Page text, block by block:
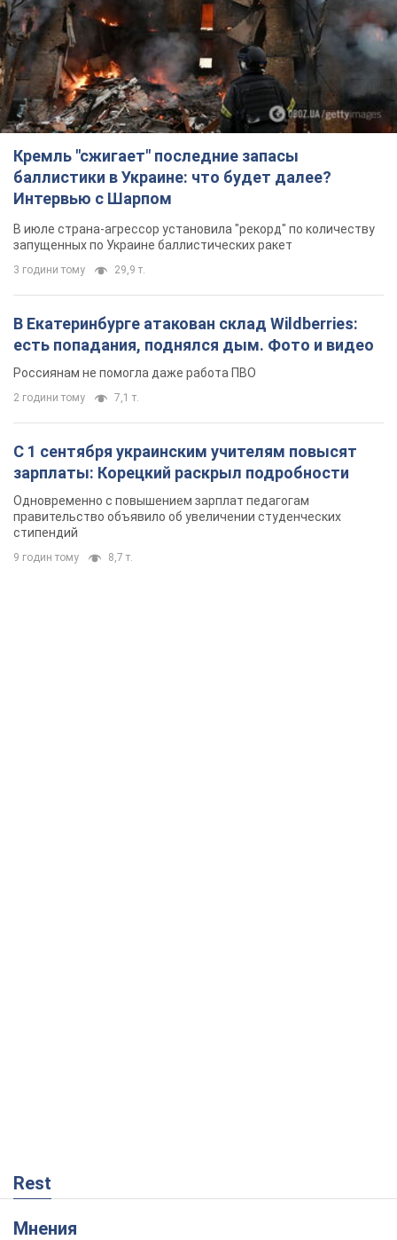
Кремль "сжигает" последние запасы
баллистики в Украине: что будет далее?
Интервью с Шарпом
В июле страна-агрессор установила "рекорд" по количеству
запущенных по Украине баллистических ракет
3 години тому 29,9 т.
В Екатеринбурге атакован склад Wildberries:
есть попадания, поднялся дым. Фото и видео
Россиянам не помогла даже работа ПВО
2 години тому 7,1 т.
С 1 сентября украинским учителям повысят
зарплаты: Корецкий раскрыл подробности
Одновременно с повышением зарплат педагогам
правительство объявило об увеличении студенческих
стипендий
9 годин тому 8,7 т.
Rest
Мнения